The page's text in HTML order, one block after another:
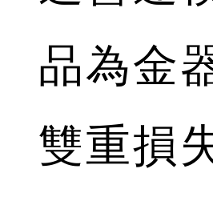
品為金
雙重損